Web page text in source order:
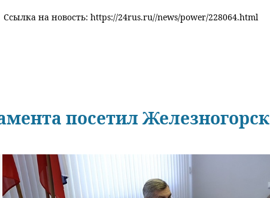
Ссылка на новость: https://24rus.ru//news/power/228064.html
посетил Железногорск